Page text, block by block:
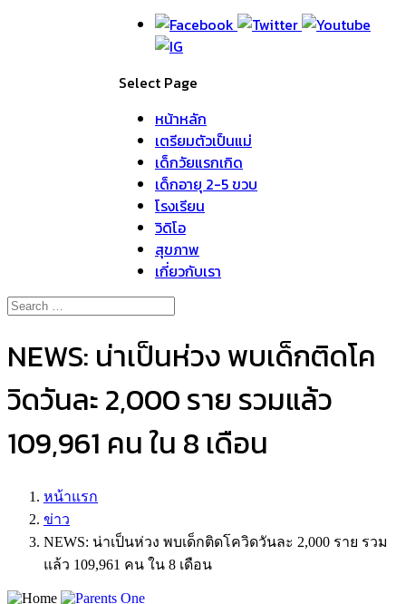
Select Page
หน้าหลัก
เตรียมตัวเป็นแม่
เด็กวัยแรกเกิด
เด็กอายุ 2-5 ขวบ
โรงเรียน
วิดิโอ
สุขภาพ
เกี่ยวกับเรา
NEWS: น่าเป็นห่วง พบเด็กติดโค
วิดวันละ 2,000 ราย รวมแล้ว
109,961 คน ใน 8 เดือน
หน้าแรก
ข่าว
NEWS: น่าเป็นห่วง พบเด็กติดโควิดวันละ 2,000 ราย รวม
แล้ว 109,961 คน ใน 8 เดือน